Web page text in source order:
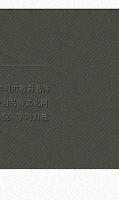
习力教育智库
民俗文化网
学习力教